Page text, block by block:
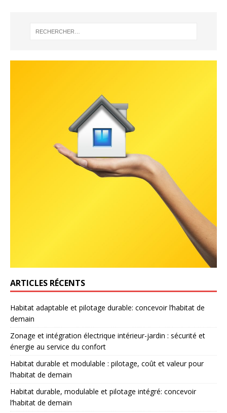
ARTICLES RÉCENTS
Habitat adaptable et pilotage durable: concevoir l’habitat de
demain
Zonage et intégration électrique intérieur-jardin : sécurité et
énergie au service du confort
Habitat durable et modulable : pilotage, coût et valeur pour
l’habitat de demain
Habitat durable, modulable et pilotage intégré: concevoir
l’habitat de demain